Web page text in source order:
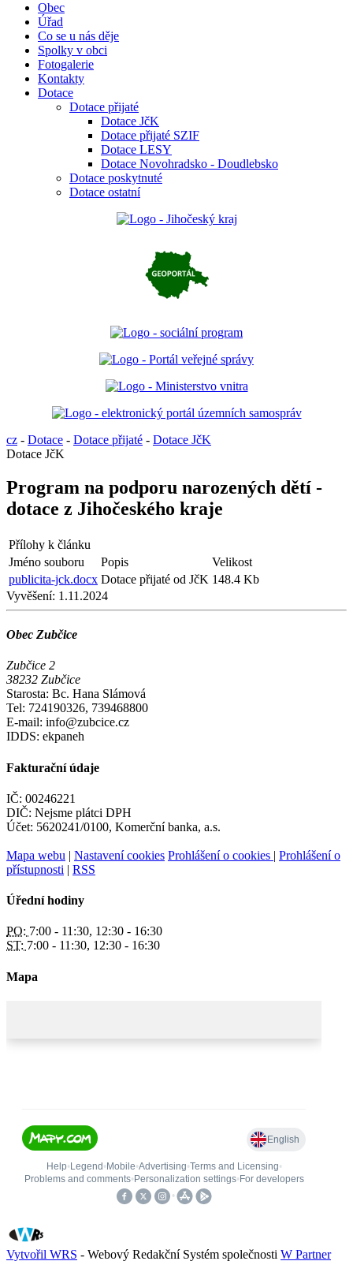
Obec
Úřad
Co se u nás děje
Spolky v obci
Fotogalerie
Kontakty
Dotace
Dotace přijaté
Dotace JčK
Dotace přijaté SZIF
Dotace LESY
Dotace Novohradsko - Doudlebsko
Dotace poskytnuté
Dotace ostatní
cz - Dotace - Dotace přijaté - Dotace JčK
Dotace JčK
Program na podporu narozených dětí -
dotace z Jihočeského kraje
Přílohy k článku
Jméno souboru
Popis
Velikost
publicita-jck.docx Dotace přijaté od JčK 148.4 Kb
Vyvěšení: 1.11.2024
Obec Zubčice
Zubčice 2
38232 Zubčice
Starosta: Bc. Hana Slámová
Tel: 724190326, 739468800
E-mail: info@zubcice.cz
IDDS: ekpaneh
Fakturační údaje
IČ: 00246221
DIČ: Nejsme plátci DPH
Účet: 5620241/0100, Komerční banka, a.s.
Mapa webu | Nastavení cookies Prohlášení o cookies | Prohlášení o
přístupnosti | RSS
Úřední hodiny
PO: 7:00 - 11:30, 12:30 - 16:30
ST: 7:00 - 11:30, 12:30 - 16:30
Mapa
Vytvořil WRS - Webový Redakční Systém společnosti W Partner